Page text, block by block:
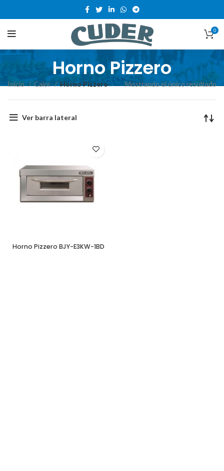
0
Horno Pizzero
Inicio Calor Horno Pizzero Mostrando el único resultado
Ver barra lateral
Horno Pizzero BJY-E3KW-1BD